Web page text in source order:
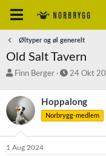
Øltyper og øl generelt
Old Salt Tavern
T
å
d
s
a
r
Finn Berger
S
r
t
a
24 Okt
Hoppalong
Norbrygg-medlem
1 Aug 2024